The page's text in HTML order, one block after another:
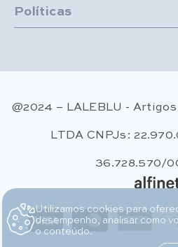
Políticas
@2024 – LALEBLU -
LTDA CNPJs:
36.728.570/
Utilizamos cookies para
desempenho, analisar como
o conteúdo.